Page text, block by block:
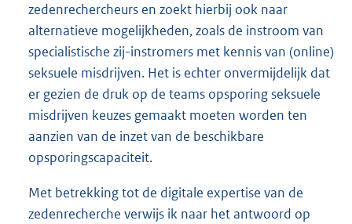
zedenrechercheurs en zoekt hierbij ook naar
alternatieve mogelijkheden, zoals de instroom van
specialistische zij-instromers met kennis van (online)
seksuele misdrijven. Het is echter onvermijdelijk dat
er gezien de druk op de teams opsporing seksuele
misdrijven keuzes gemaakt moeten worden ten
aanzien van de inzet van de beschikbare
opsporingscapaciteit.
Met betrekking tot de digitale expertise van de
zedenrecherche verwijs ik naar het antwoord op